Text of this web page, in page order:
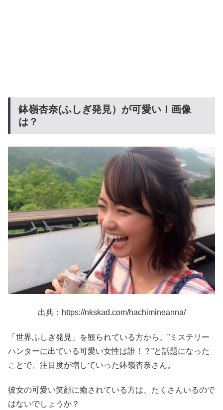
鉢嶺杏奈(ふしぎ発見）が可愛い！画像
は？
出典：https://nkskad.com/hachimineanna/
「世界ふしぎ発見」を観られている方から、”ミステリー
ハンターに出ている可愛い女性は誰！？”と話題になった
ことで、注目度が増していった鉢嶺杏奈さん。
彼女の可愛い笑顔に癒されている方は、たくさんいるので
はないでしょうか？